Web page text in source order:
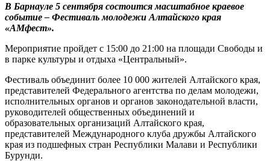
В Барнауле 5 сентября состоится масштабное краевое
событие – Фестиваль молодежи Алтайского края
«АМфест».
Мероприятие пройдет с 15:00 до 21:00 на площади Свободы и
в парке культуры и отдыха «Центральный».
Фестиваль объединит более 10 000 жителей Алтайского края,
представителей Федерального агентства по делам молодежи,
исполнительных органов и органов законодательной власти,
руководителей общественных объединений и
образовательных организаций Алтайского края,
представителей Международного клуба дружбы Алтайского
края из подшефных стран Республики Малави и Республики
Бурунди.